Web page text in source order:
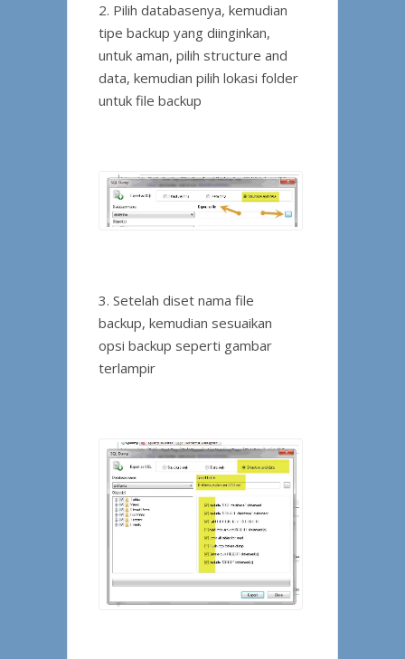
2. Pilih databasenya, kemudian
tipe backup yang diinginkan,
untuk aman, pilih structure and
data, kemudian pilih lokasi folder
untuk file backup
3. Setelah diset nama file
backup, kemudian sesuaikan
opsi backup seperti gambar
terlampir